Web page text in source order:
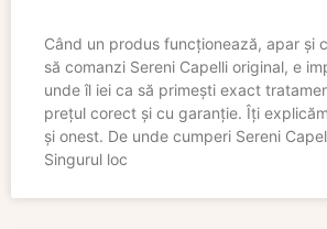
Când un produs funcționează, apar și
să comanzi Sereni Capelli original, e
unde îl iei ca să primești exact
prețul corect și cu garanție. Îți
și onest. De unde cumperi Sereni
Singurul loc